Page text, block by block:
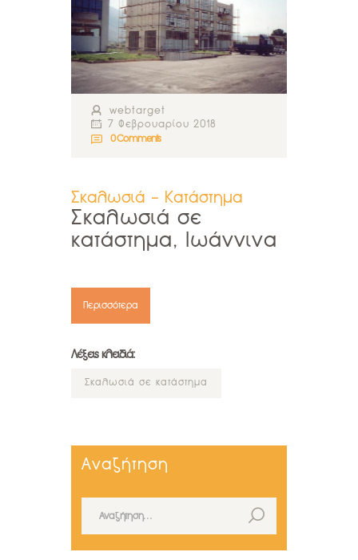
webtarget
7 Φεβρουαρίου 2018
0 Comments
Σκαλωσιά - Κατάστημα
Σκαλωσιά σε
κατάστημα, Ιωάννινα
Περισσότερα
Λέξεις κλειδιά:
Σκαλωσιά σε κατάστημα
Αναζήτηση